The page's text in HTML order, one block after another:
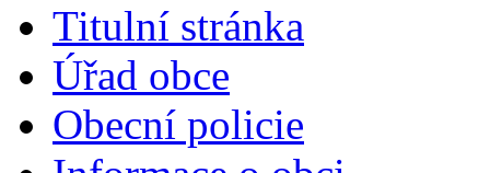
Titulní stránka
Úřad obce
Obecní policie